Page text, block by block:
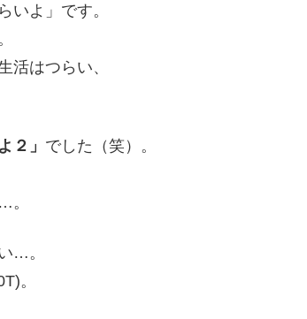
いよ」です。
活はつらい、
２」 でした（笑）。
。
…。
。